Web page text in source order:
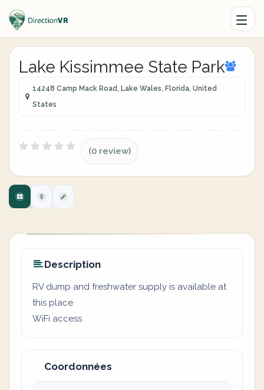
Lake Kissimmee State Park
14248 Camp Mack Road, Lake Wales, Florida, United
States
(0 review)
Description
RV dump and freshwater supply is available at
this place
WiFi access
Coordonnées